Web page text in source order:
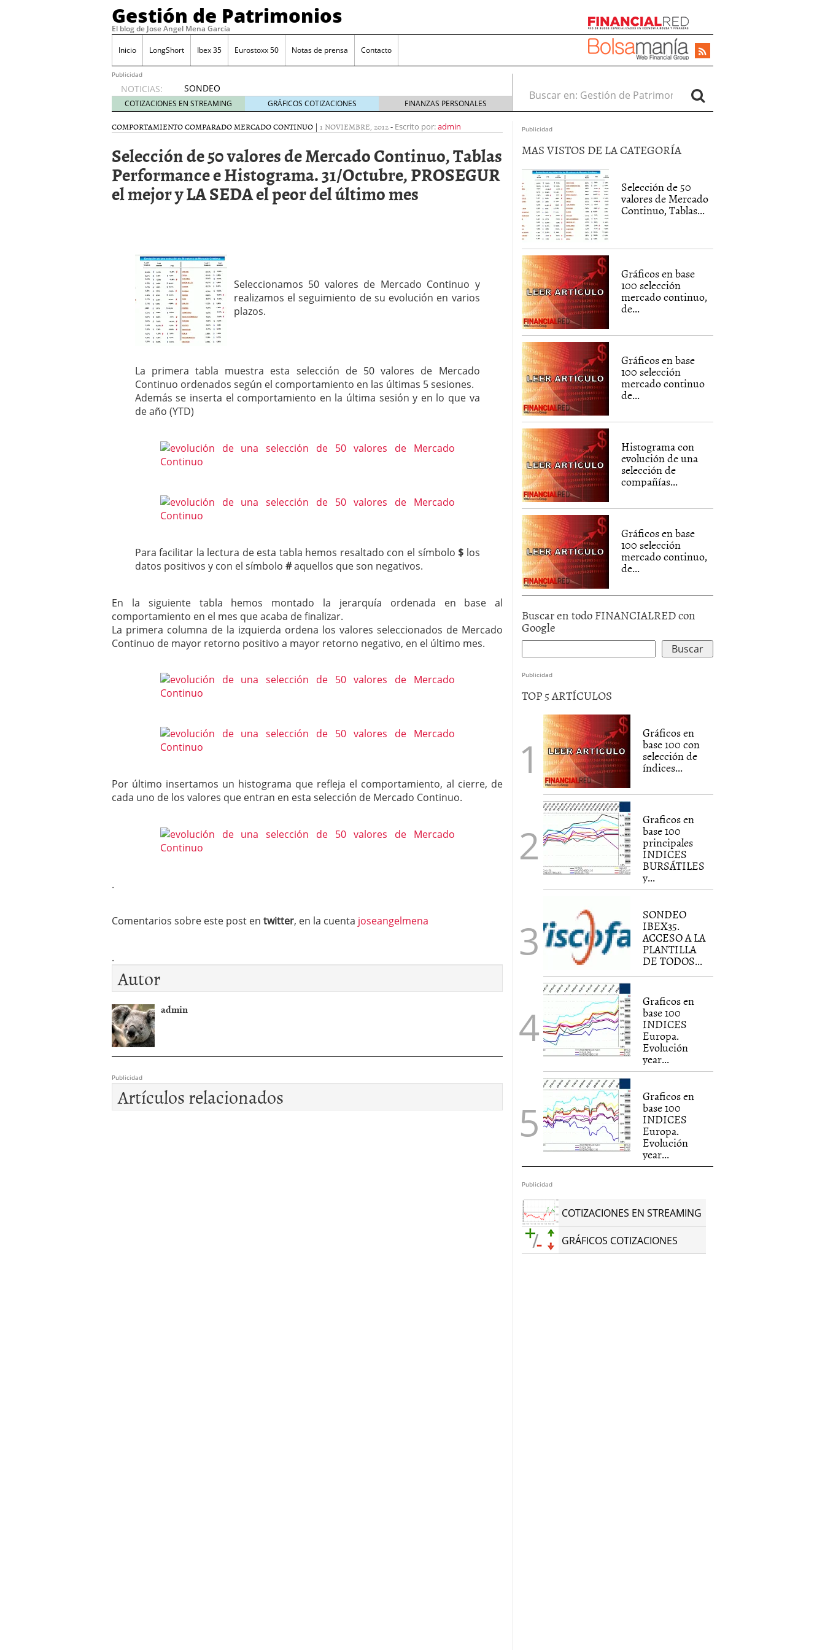
Gestión de Patrimonios
El blog de Jose Angel Mena García
Inicio LongShort Ibex 35 Eurostoxx 50 Notas de prensa Contacto
Publicidad
NOTICIAS:
SONDEO
IBEX35.
ACCESO
A LA
DE
TODOS
LOS
VALORES
DE
SONDEO DIARIO IBEX35. Distancia de los valores de IBEX35 a m?ximos
anuales. Se constata progresivo alejamiento global de m?ximos anuales
mayo 28, 2013
Catalejo sobre IBEX35. SISM?METROS. Prosiguen a la baja desde el 13/mayo
y a?n tienen recorrido adicional
CATALEJO SOBRE IBEX35. TERMOMETROS. Aún con recorrido a la baja para
alcanzar la zona de sobreventa y entonces si se podría apostar por un
rebote interesante
COTIZACIONES EN STREAMING GRÁFICOS COTIZACIONES FINANZAS PERSONALES
Buscar en:
COMPORTAMIENTO COMPARADO MERCADO CONTINUO | 1 NOVIEMBRE, 2012- Escrito por:admin
Selección de 50 valores de Mercado Continuo, Tablas
Performance e Histograma. 31/Octubre, PROSEGUR
el mejor y LA SEDA el peor del último mes
Seleccionamos 50 valores de Mercado Continuo y
realizamos el seguimiento de su evolución en varios
plazos.
La primera tabla muestra esta selección de 50 valores de Mercado
Continuo ordenados según el comportamiento en las últimas 5 sesiones.
Además se inserta el comportamiento en la última sesión y en lo que va
de año (YTD)
Para facilitar la lectura de esta tabla hemos resaltado con el símbolo $ los
datos positivos y con el símbolo #aquellos que son negativos.
En la siguiente tabla hemos montado la jerarquía ordenada en base al
comportamiento en el mes que acaba de finalizar.
La primera columna de la izquierda ordena los valores seleccionados de Mercado
Continuo de mayor retorno positivo a mayor retorno negativo, en el último mes.
Por último insertamos un histograma que refleja el comportamiento, al cierre, de
cada uno de los valores que entran en esta selección de Mercado Continuo.
.
Comentarios sobre este post en twitter, en la cuenta joseangelmena
.
Autor
admin
Publicidad
Artículos relacionados
Publicidad
MAS VISTOS DE LA CATEGORÍA
Selección de 50
valores de Mercado
Continuo, Tablas...
Gráficos en base
100 selección
mercado continuo,
de...
Gráficos en base
100 selección
mercado continuo
de...
Histograma con
evolución de una
selección de
compañías...
Gráficos en base
100 selección
mercado continuo,
de...
Buscar en todo FINANCIALRED con
Google
Publicidad
TOP 5 ARTÍCULOS
Gráficos en
base 100 con
selección de
índices...
Graficos en
base 100
principales
INDICES
BURSÁTILES
y...
SONDEO
IBEX35.
ACCESO A LA
PLANTILLA
DE TODOS...
Graficos en
base 100
INDICES
Europa.
Evolución
year...
Graficos en
base 100
INDICES
Europa.
Evolución
year...
Publicidad
COTIZACIONES EN STREAMING
GRÁFICOS COTIZACIONES